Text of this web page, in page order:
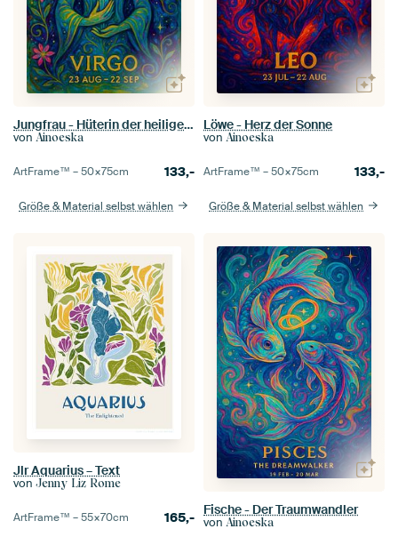
Jungfrau - Hüterin der heiligen Ordnung
von Ainoeska
ArtFrame™ –50×75cm 133,-
Größe & Material selbst wählen
Löwe - Herz der Sonne
von Ainoeska
ArtFrame™ –50×75cm 133,-
Größe & Material selbst wählen
Jlr Aquarius – Text
von Jenny Liz Rome
ArtFrame™ –55×70cm 165,-
Fische - Der Traumwandler
von Ainoeska